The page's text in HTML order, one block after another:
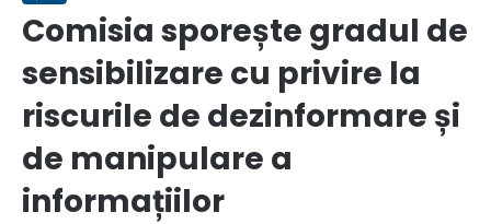
Comisia sporește gradul de
sensibilizare cu privire la
riscurile de dezinformare și
de manipulare a
informațiilor